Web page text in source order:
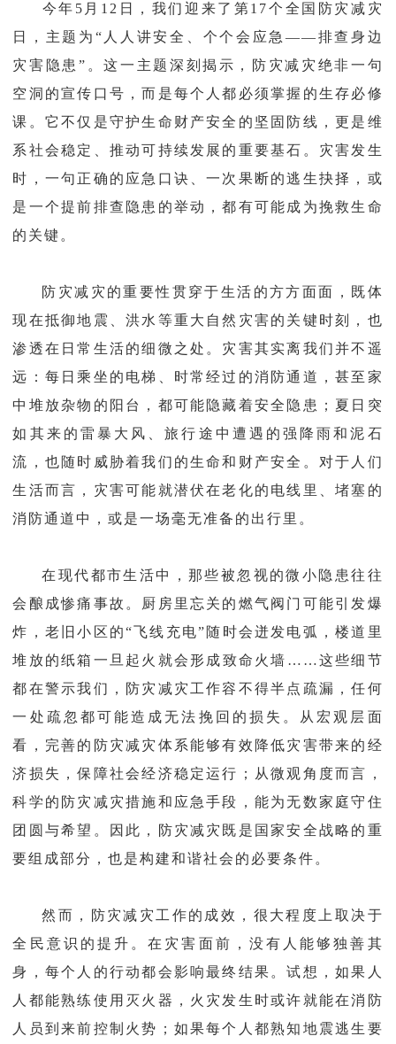
今年5月12日，我们迎来了第17个全国防灾减灾
日，主题为“人人讲安全、个个会应急——排查身边
灾害隐患”。这一主题深刻揭示，防灾减灾绝非一句
空洞的宣传口号，而是每个人都必须掌握的生存必修
课。它不仅是守护生命财产安全的坚固防线，更是维
系社会稳定、推动可持续发展的重要基石。灾害发生
时，一句正确的应急口诀、一次果断的逃生抉择，或
是一个提前排查隐患的举动，都有可能成为挽救生命
的关键。
防灾减灾的重要性贯穿于生活的方方面面，既体
现在抵御地震、洪水等重大自然灾害的关键时刻，也
渗透在日常生活的细微之处。灾害其实离我们并不遥
远：每日乘坐的电梯、时常经过的消防通道，甚至家
中堆放杂物的阳台，都可能隐藏着安全隐患；夏日突
如其来的雷暴大风、旅行途中遭遇的强降雨和泥石
流，也随时威胁着我们的生命和财产安全。对于人们
生活而言，灾害可能就潜伏在老化的电线里、堵塞的
消防通道中，或是一场毫无准备的出行里。
在现代都市生活中，那些被忽视的微小隐患往往
会酿成惨痛事故。厨房里忘关的燃气阀门可能引发爆
炸，老旧小区的“飞线充电”随时会迸发电弧，楼道里
堆放的纸箱一旦起火就会形成致命火墙……这些细节
都在警示我们，防灾减灾工作容不得半点疏漏，任何
一处疏忽都可能造成无法挽回的损失。从宏观层面
看，完善的防灾减灾体系能够有效降低灾害带来的经
济损失，保障社会经济稳定运行；从微观角度而言，
科学的防灾减灾措施和应急手段，能为无数家庭守住
团圆与希望。因此，防灾减灾既是国家安全战略的重
要组成部分，也是构建和谐社会的必要条件。
然而，防灾减灾工作的成效，很大程度上取决于
全民意识的提升。在灾害面前，没有人能够独善其
身，每个人的行动都会影响最终结果。试想，如果人
人都能熟练使用灭火器，火灾发生时或许就能在消防
人员到来前控制火势；如果每个人都熟知地震逃生要